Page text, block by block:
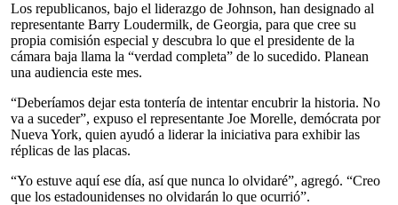
Los republicanos, bajo el liderazgo de Johnson, han designado al
representante Barry Loudermilk, de Georgia, para que cree su
propia comisión especial y descubra lo que el presidente de la
cámara baja llama la “verdad completa” de lo sucedido. Planean
una audiencia este mes.
“Deberíamos dejar esta tontería de intentar encubrir la historia. No
va a suceder”, expuso el representante Joe Morelle, demócrata por
Nueva York, quien ayudó a liderar la iniciativa para exhibir las
réplicas de las placas.
“Yo estuve aquí ese día, así que nunca lo olvidaré”, agregó. “Creo
que los estadounidenses no olvidarán lo que ocurrió”.